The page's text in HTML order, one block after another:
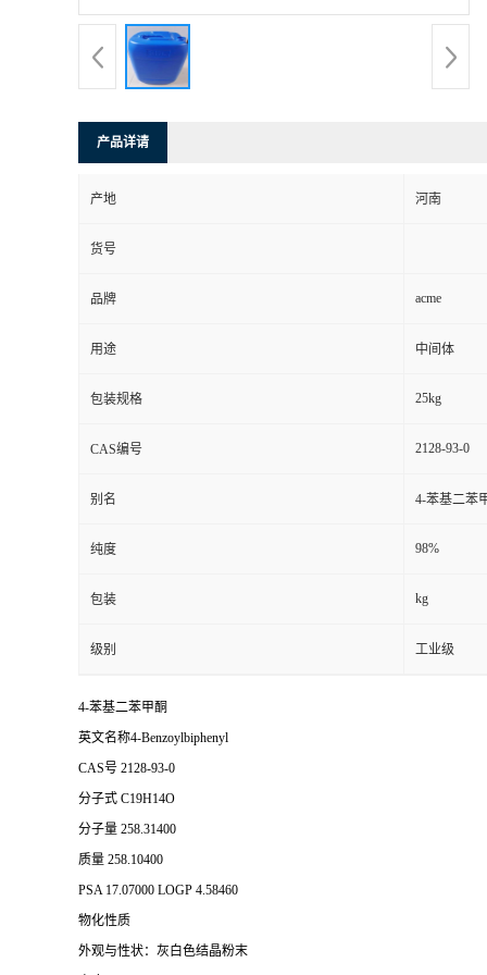
产品详请
产地 河南
货号
品牌 acme
用途 中间体
包装规格 25kg
CAS编号 2128-93-0
别名 4-苯基二苯
纯度 98%
包装 kg
级别 工业级
4-苯基二苯甲酮
英文名称4-Benzoylbiphenyl
CAS号 2128-93-0
分子式 C19H14O
分子量 258.31400
质量 258.10400
PSA 17.07000 LOGP 4.58460
物化性质
外观与性状：灰白色结晶粉末